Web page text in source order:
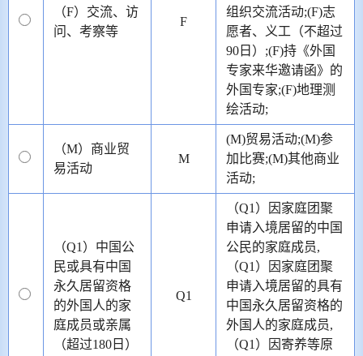
（F）交流、访
问、考察等
F
组织交流活动;(F)志
愿者、义工（不超过
90日）;(F)持《外国
专家来华邀请函》的
外国专家;(F)地理测
绘活动;
（M）商业贸
易活动
M
(M)贸易活动;(M)参
加比赛;(M)其他商业
活动;
（Q1）中国公
民或具有中国
永久居留资格
的外国人的家
庭成员或亲属
（超过180日）
Q1
（Q1）因家庭团聚
申请入境居留的中国
公民的家庭成员,
（Q1）因家庭团聚
申请入境居留的具有
中国永久居留资格的
外国人的家庭成员,
（Q1）因寄养等原